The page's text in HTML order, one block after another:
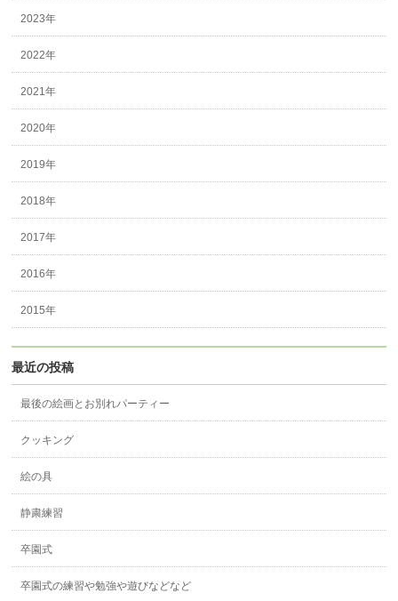
2023年
2022年
2021年
2020年
2019年
2018年
2017年
2016年
2015年
最近の投稿
最後の絵画とお別れパーティー
クッキング
絵の具
静粛練習
卒園式
卒園式の練習や勉強や遊びなどなど